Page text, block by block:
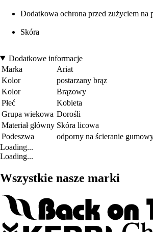
Dodatkowa ochrona przed zużyciem na
Skóra
Dodatkowe informacje
Marka
Ariat
Kolor
postarzany brąz
Kolor
Brązowy
Płeć
Kobieta
Grupa wiekowa Dorośli
Materiał główny Skóra licowa
Podeszwa
odporny na ścieranie
Loading...
Loading...
Wszystkie nasze marki